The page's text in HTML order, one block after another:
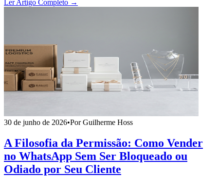
Ler Artigo Completo →
30 de junho de 2026•Por Guilherme Hoss
A Filosofia da Permissão: Como Vender
no WhatsApp Sem Ser Bloqueado ou
Odiado por Seu Cliente